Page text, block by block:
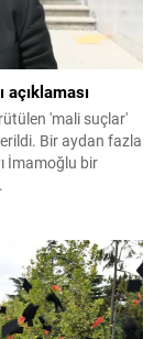
açıklaması
'mali suçlar'
Bir aydan fazla
İmamoğlu bir